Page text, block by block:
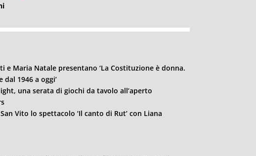
e Maria Natale presentano ‘La Costituzione è donna.
1946 a oggi’
una serata di giochi da tavolo all’aperto
Vito lo spettacolo ‘Il canto di Rut’ con Liana